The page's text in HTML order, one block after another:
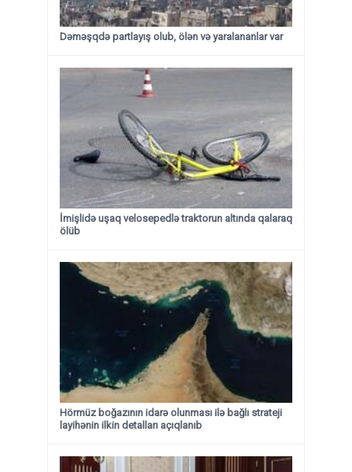
Dəməşqdə partlayış olub, ölən və yaralananlar var
İmişlidə uşaq velosepedlə traktorun altında qalaraq
ölüb
Hörmüz boğazının idarə olunması ilə bağlı strateji
layihənin ilkin detalları açıqlanıb